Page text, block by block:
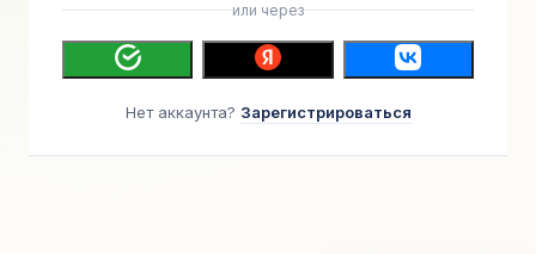
или через
Нет аккаунта? Зарегистрироваться